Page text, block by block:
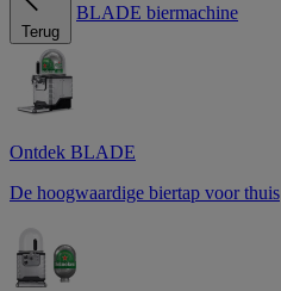
Terug
BLADE biermachine
Ontdek BLADE
De hoogwaardige biertap voor thuis